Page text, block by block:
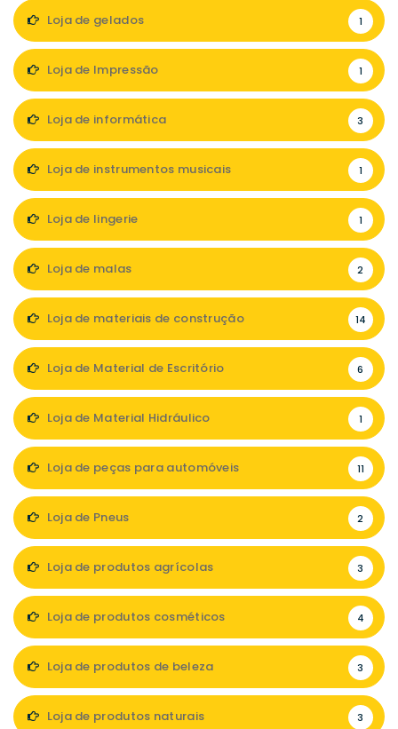
Loja de gelados 1
Loja de Impressão 1
Loja de informática 3
Loja de instrumentos musicais 1
Loja de lingerie 1
Loja de malas 2
Loja de materiais de construção 14
Loja de Material de Escritório 6
Loja de Material Hidráulico 1
Loja de peças para automóveis 11
Loja de Pneus 2
Loja de produtos agrícolas 3
Loja de produtos cosméticos 4
Loja de produtos de beleza 3
Loja de produtos naturais 3